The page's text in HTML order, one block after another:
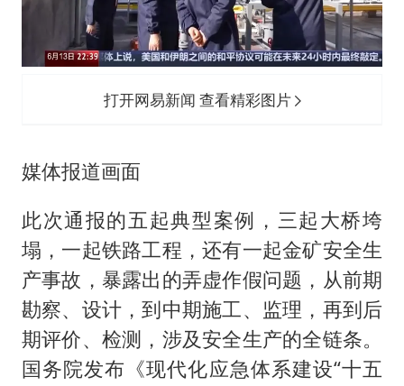
打开网易新闻 查看精彩图片
媒体报道画面
此次通报的五起典型案例，三起大桥垮
塌，一起铁路工程，还有一起金矿安全生
产事故，暴露出的弄虚作假问题，从前期
勘察、设计，到中期施工、监理，再到后
期评价、检测，涉及安全生产的全链条。
国务院发布《现代化应急体系建设“十五